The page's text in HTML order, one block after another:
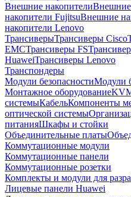
Внешние накопителиВнешние
накопители FujitsuВнешние
накопители Lenovo
ТрансиверыТрансиверы Cisco
EMCТрансиверы FS
HuaweiТрансиверы Lenovo
Транспондеры
Модули безопасностиМодули
Монтажное оборудование
системыКабельКомпоненты
оптической системы
питанияШкафы и стойки
Объединительные платы
Коммутационные модули
Коммутационные панели
Коммутационные розетки
Комплекты и модули для
Лицевые панели Huawei